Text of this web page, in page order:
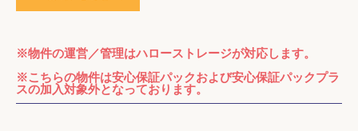
※物件の運営／管理はハローストレージが対応します。
※こちらの物件は安心保証パックおよび安心保証パックプラ
スの加入対象外となっております。